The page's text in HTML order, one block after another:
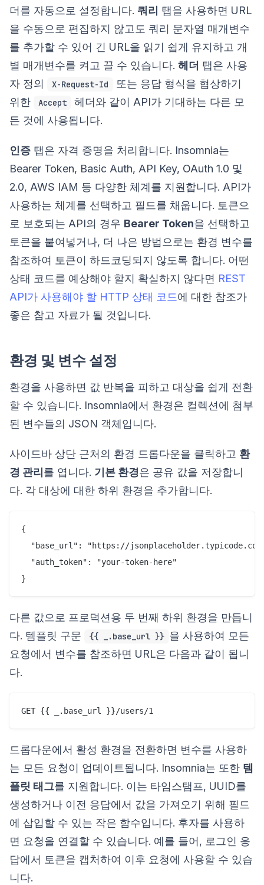
더를 자동으로 설정합니다. 쿼리 탭을 사용하면 URL
을 수동으로 편집하지 않고도 쿼리 문자열 매개변수
를 추가할 수 있어 긴 URL을 읽기 쉽게 유지하고 개
별 매개변수를 켜고 끌 수 있습니다. 헤더 탭은 사용
자 정의
X-Request-Id
또는 응답 형식을 협상하기
위한
Accept
헤더와 같이 API가 기대하는 다른 모
든 것에 사용됩니다.
인증 탭은 자격 증명을 처리합니다. Insomnia는
Bearer Token, Basic Auth, API Key, OAuth 1.0 및
2.0, AWS IAM 등 다양한 체계를 지원합니다. API가
사용하는 체계를 선택하고 필드를 채웁니다. 토큰으
로 보호되는 API의 경우 Bearer Token을 선택하고
토큰을 붙여넣거나, 더 나은 방법으로는 환경 변수를
참조하여 토큰이 하드코딩되지 않도록 합니다. 어떤
상태 코드를 예상해야 할지 확실하지 않다면 REST
API가 사용해야 할 HTTP 상태 코드에 대한 참조가
좋은 참고 자료가 될 것입니다.
환경 및 변수 설정
환경을 사용하면 값 반복을 피하고 대상을 쉽게 전환
할 수 있습니다. Insomnia에서 환경은 컬렉션에 첨부
된 변수들의 JSON 객체입니다.
사이드바 상단 근처의 환경 드롭다운을 클릭하고 환
경 관리를 엽니다. 기본 환경은 공유 값을 저장합니
다. 각 대상에 대한 하위 환경을 추가합니다.
{
"base_url": "https://
  "auth_token": "your-token-here"
다른 값으로 프로덕션용 두 번째 하위 환경을 만듭니
다. 템플릿 구문
{{ _.base_url }} 을 사용하여 모든
요청에서 변수를 참조하면 URL은 다음과 같이 됩니
다.
드롭다운에서 활성 환경을 전환하면 변수를 사용하
는 모든 요청이 업데이트됩니다. Insomnia는 또한 템
플릿 태그를 지원합니다. 이는 타임스탬프, UUID를
생성하거나 이전 응답에서 값을 가져오기 위해 필드
에 삽입할 수 있는 작은 함수입니다. 후자를 사용하
면 요청을 연결할 수 있습니다. 예를 들어, 로그인 응
답에서 토큰을 캡처하여 이후 요청에 사용할 수 있습
니다.